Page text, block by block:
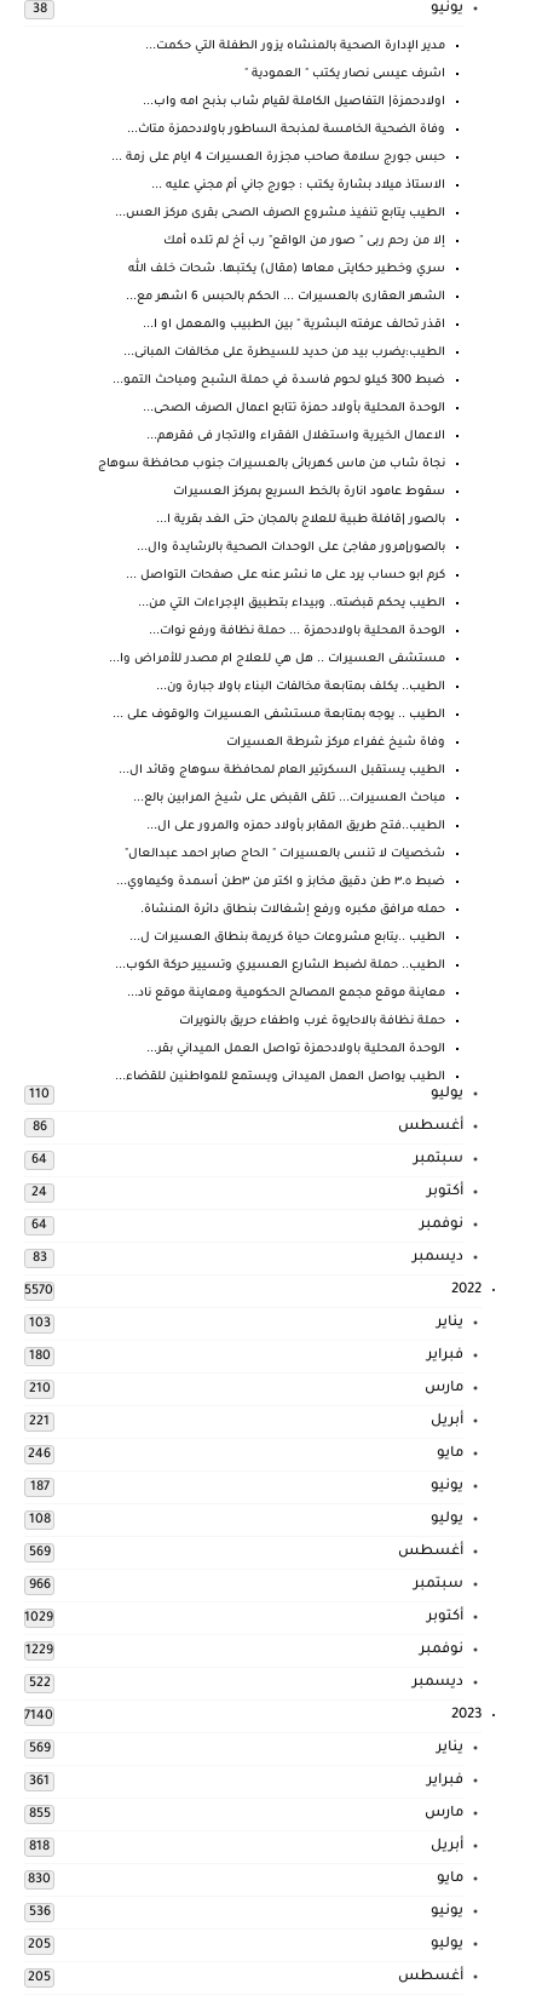
يونيو 38
مدير الإدارة الصحية بالمنشاه يزور الطفلة التي حكمت...
اشرف عيسى نصار يكتب " العمودية "
اولادحمزة| التفاصيل الكاملة لقيام شاب بذبح امه واب...
وفاة الضحية الخامسة لمذبحة الساطور باولادحمزة متاث...
حبس جورج سلامة صاحب مجزرة العسيرات 4 ايام على زمة ...
الاستاذ ميلاد بشارة يكتب : جورج جاني أم مجني عليه ...
الطيب يتابع تنفيذ مشروع الصرف الصحى بقرى مركز العس...
إلا من رحم ربى " صور من الواقع" رب أخ لم تلده أمك
سري وخطير حكايتى معاها (مقال) يكتبها. شحات خلف الله
الشهر العقارى بالعسيرات ... الحكم بالحبس 6 اشهر مع...
اقذر تحالف عرفته البشرية " بين الطبيب والمعمل او ا...
الطيب:يضرب بيد من حديد للسيطرة على مخالفات المبانى...
ضبط 300 كيلو لحوم فاسدة في حملة الشبح ومباحث التمو...
الوحدة المحلية بأولاد حمزة تتابع اعمال الصرف الصحى...
الاعمال الخيرية واستغلال الفقراء والاتجار فى فقرهم...
نجاة شاب من ماس كهربائى بالعسيرات جنوب محافظة سوهاج
سقوط عامود انارة بالخط السريع بمركز العسيرات
بالصور |قافلة طبية للعلاج بالمجان حتى الغد بقرية ا...
بالصور|مرور مفاجئ على الوحدات الصحية بالرشايدة وال...
كرم ابو حساب يرد على ما نشر عنه على صفحات التواصل ...
الطيب يحكم قبضته.. وبيداء بتطبيق الإجراءات التي من...
الوحدة المحلية باولادحمزة ... حملة نظافة ورفع نوات...
مستشفى العسيرات .. هل هي للعلاج ام مصدر للأمراض وا...
الطيب.. يكلف بمتابعة مخالفات البناء باولا جبارة ون...
الطيب .. يوجه بمتابعة مستشفى العسيرات والوقوف على ...
وفاة شيخ غفراء مركز شرطة العسيرات
الطيب يستقبل السكرتير العام لمحافظة سوهاج وقائد ال...
مباحث العسيرات... تلقى القبض على شيخ المرابين بالع...
الطيب..فتح طريق المقابر بأولاد حمزه والمرور على ال...
شخصيات لا تنسى بالعسيرات " الحاج صابر احمد عبدالعال"
ضبط ٣.٥ طن دقيق مخابز و اكتر من ٣طن أسمدة وكيماوي...
حمله مرافق مكبره ورفع إشغالات بنطاق دائرة المنشاة.
الطيب ..يتابع مشروعات حياة كريمة بنطاق العسيرات ل...
الطيب.. حملة لضبط الشارع العسيري وتسيير حركة الكوب...
معاينة موقع مجمع المصالح الحكومية ومعاينة موقع ناد...
حملة نظافة بالاحايوة غرب واطفاء حريق بالنويرات
الوحدة المحلية باولادحمزة تواصل العمل الميداني بقر...
الطيب يواصل العمل الميدانى ويستمع للمواطنين للقضاء...
يوليو 110
أغسطس 86
سبتمبر 64
أكتوبر 24
نوفمبر 64
ديسمبر 83
2022
5570
يناير 103
فبراير 180
مارس 210
أبريل 221
مايو 246
يونيو 187
يوليو 108
أغسطس 569
سبتمبر 966
أكتوبر 1029
نوفمبر 1229
ديسمبر 522
2023
7140
يناير 569
فبراير 361
مارس 855
أبريل 818
مايو 830
يونيو 536
يوليو 205
أغسطس 205